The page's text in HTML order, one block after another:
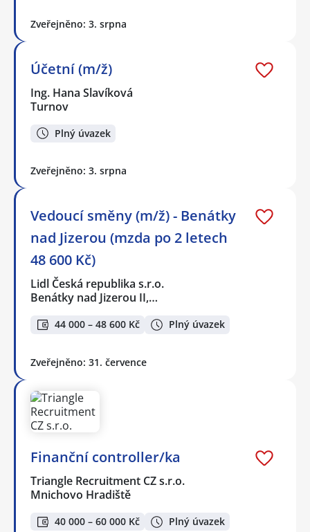
Zveřejněno: 3. srpna
Účetní (m/ž)
Ing. Hana Slavíková
Turnov
Plný úvazek
Zveřejněno: 3. srpna
Vedoucí směny (m/ž) - Benátky
nad Jizerou (mzda po 2 letech
48 600 Kč)
Lidl Česká republika s.r.o.
Benátky nad Jizerou II,…
44 000 – 48 600 Kč Plný úvazek
Zveřejněno: 31. července
Finanční controller/ka
Triangle Recruitment CZ s.r.o.
Mnichovo Hradiště
40 000 – 60 000 Kč Plný úvazek